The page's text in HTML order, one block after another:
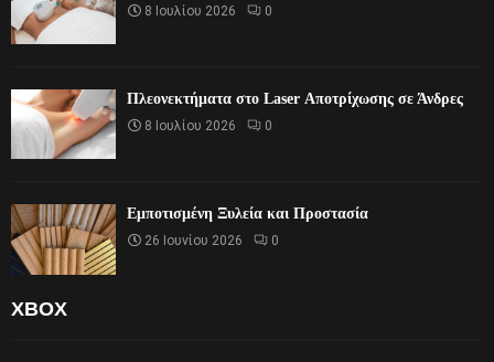
8 Ιουλίου 2026 0
Πλεονεκτήματα στο Laser Αποτρίχωσης σε Άνδρες
8 Ιουλίου 2026 0
Εμποτισμένη Ξυλεία και Προστασία
26 Ιουνίου 2026 0
XBOX